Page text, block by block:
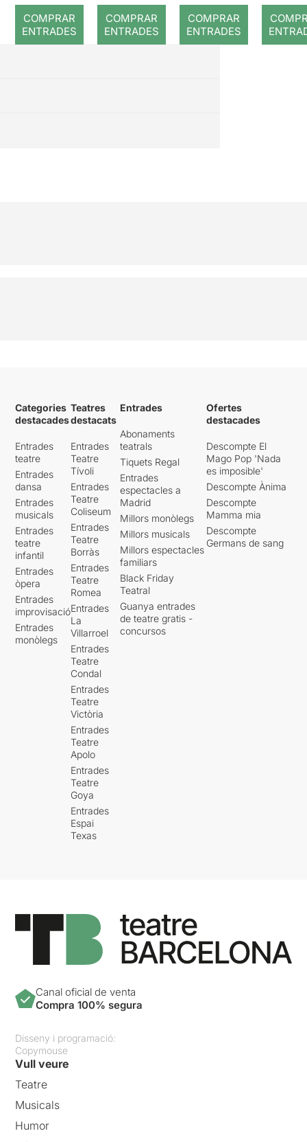
COMPRAR
ENTRADES
COMPRAR
ENTRADES
COMPRAR
ENTRADES
Categories
destacades
Entrades
teatre
Entrades
dansa
Entrades
musicals
Entrades
teatre
infantil
Entrades
òpera
Entrades
improvisació
Entrades
monòlegs
Teatres
destacats
Entrades
Teatre
Tívoli
Entrades
Teatre
Coliseum
Entrades
Teatre
Borràs
Entrades
Teatre
Romea
Entrades
La
Villarroel
Entrades
Teatre
Condal
Entrades
Teatre
Victòria
Entrades
Teatre
Apolo
Entrades
Teatre
Goya
Entrades
Espai
Texas
Entrades
Abonaments
teatrals
Tiquets Regal
Entrades
espectacles a
Madrid
Millors monòlegs
Millors musicals
Millors espectacles
familiars
Black Friday
Teatral
Guanya entrades
de teatre gratis -
concursos
Ofertes
destacades
Descompte El
Mago Pop 'Nada
es imposible'
Descompte Ànima
Descompte
Mamma mia
Descompte
Germans de sang
Canal oficial de venta
Compra 100% segura
Disseny i programació:
Copymouse
Vull veure
Teatre
Musicals
Humor